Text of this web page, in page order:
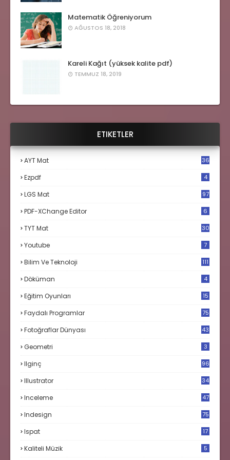
Matematik Öğreniyorum
AĞUSTOS 18, 2018
Kareli Kağıt (yüksek kalite pdf)
TEMMUZ 18, 2019
ETIKETLER
AYT Mat 36
Ezpdf 4
LGS Mat 97
PDF-XChange Editor 6
TYT Mat 30
Youtube 7
Bilim Ve Teknoloji 111
Döküman 4
Eğitim Oyunları 15
Faydalı Programlar 75
Fotoğraflar Dünyası 43
Geometri 3
Ilginç 96
Illustrator 34
Inceleme 47
Indesign 75
Ispat
17
Kaliteli Müzik 5